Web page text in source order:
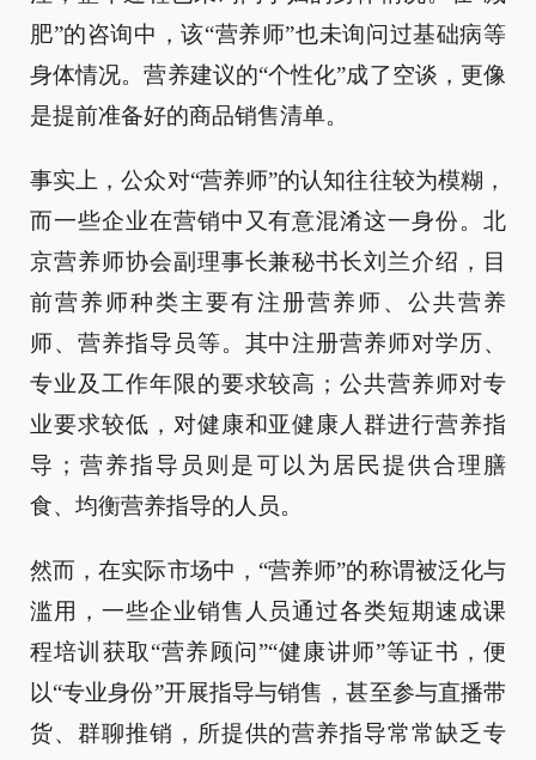
肥”的咨询中，该“营养师”也未询问过基础病等
身体情况。营养建议的“个性化”成了空谈，更像
是提前准备好的商品销售清单。
事实上，公众对“营养师”的认知往往较为模糊，
而一些企业在营销中又有意混淆这一身份。北
京营养师协会副理事长兼秘书长刘兰介绍，目
前营养师种类主要有注册营养师、公共营养
师、营养指导员等。其中注册营养师对学历、
专业及工作年限的要求较高；公共营养师对专
业要求较低，对健康和亚健康人群进行营养指
导；营养指导员则是可以为居民提供合理膳
食、均衡营养指导的人员。
然而，在实际市场中，“营养师”的称谓被泛化与
滥用，一些企业销售人员通过各类短期速成课
程培训获取“营养顾问”“健康讲师”等证书，便
以“专业身份”开展指导与销售，甚至参与直播带
货、群聊推销，所提供的营养指导常常缺乏专